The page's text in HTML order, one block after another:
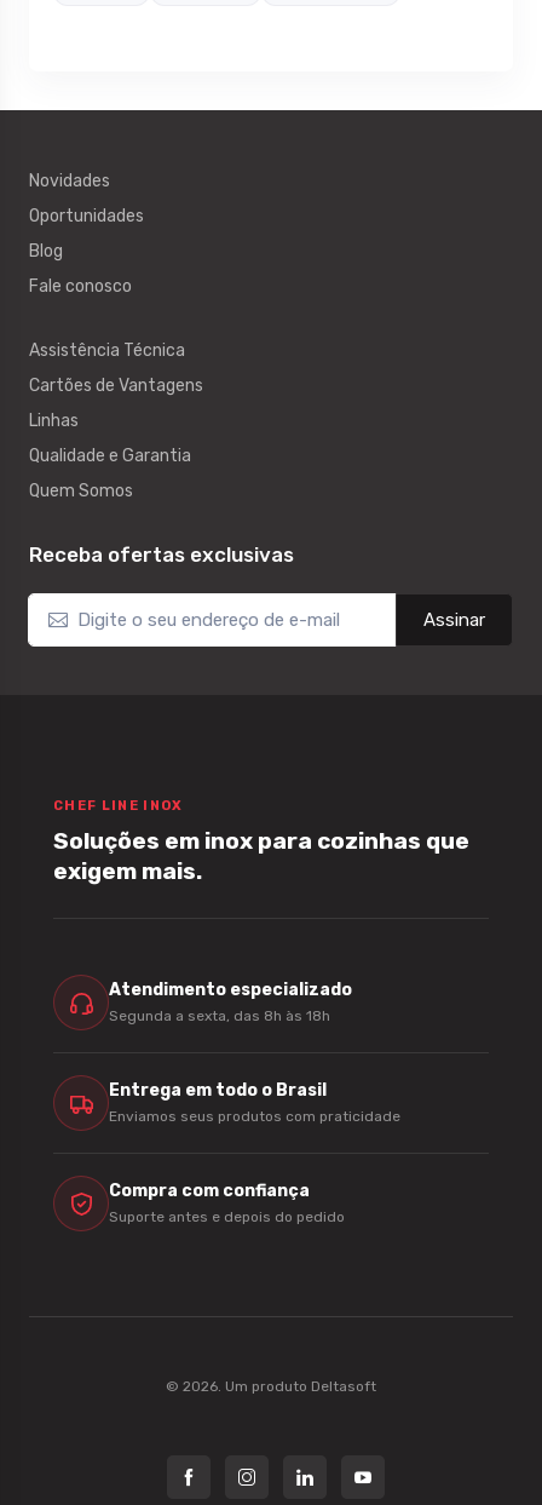
Novidades
Oportunidades
Blog
Fale conosco
Assistência Técnica
Cartões de Vantagens
Linhas
Qualidade e Garantia
Quem Somos
Receba ofertas exclusivas
Assinar
CHEF LINE INOX
Soluções em inox para cozinhas que
exigem mais.
Atendimento especializado
Segunda a sexta, das 8h às 18h
Entrega em todo o Brasil
Enviamos seus produtos com praticidade
Compra com confiança
Suporte antes e depois do pedido
© 2026. Um produto Deltasoft